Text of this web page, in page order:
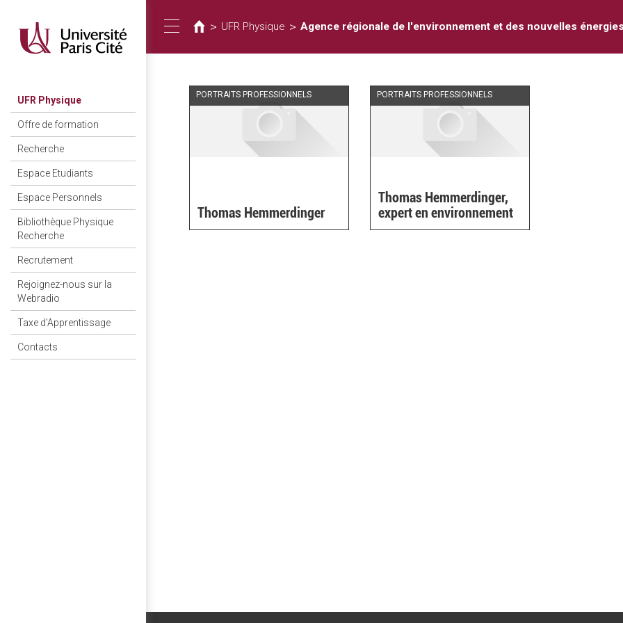
contenu
principal
UFR Physique
Offre de formation
Recherche
Espace Etudiants
Espace Personnels
Bibliothèque Physique
Recherche
Recrutement
Rejoignez-nous sur la
Webradio
Taxe d'Apprentissage
Contacts
Toggle
navigation
êtes
ici
> UFR Physique > Agence régionale de l'environnement et des nouvelles
PORTRAITS PROFESSIONNELS
Thomas Hemmerdinger
PORTRAITS PROFESSIONNELS
Thomas Hemmerdinger,
expert en environnement